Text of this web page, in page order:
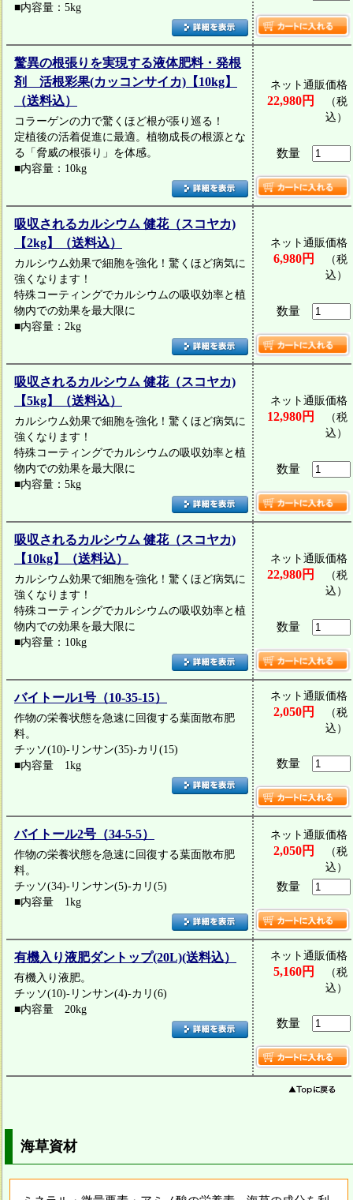
■内容量：5kg
驚異の根張りを実現する液体肥料・発根
剤 活根彩果(カッコンサイカ)【10kg】
（送料込）
コラーゲンの力で驚くほど根が張り巡る！
定植後の活着促進に最適。植物成長の根源とな
る「脅威の根張り」を体感。
■内容量：10kg
ネット通販価格
22,980円
（税
込）
数量
吸収されるカルシウム 健花（スコヤカ)
【2kg】（送料込）
カルシウム効果で細胞を強化！驚くほど病気に
強くなります！
特殊コーティングでカルシウムの吸収効率と植
物内での効果を最大限に
■内容量：2kg
ネット通販価格
6,980円
（税
込）
数量
吸収されるカルシウム 健花（スコヤカ)
【5kg】（送料込）
カルシウム効果で細胞を強化！驚くほど病気に
強くなります！
特殊コーティングでカルシウムの吸収効率と植
物内での効果を最大限に
■内容量：5kg
ネット通販価格
12,980円
（税
込）
数量
吸収されるカルシウム 健花（スコヤカ)
【10kg】（送料込）
カルシウム効果で細胞を強化！驚くほど病気に
強くなります！
特殊コーティングでカルシウムの吸収効率と植
物内での効果を最大限に
■内容量：10kg
ネット通販価格
22,980円
（税
込）
数量
バイトール1号（10-35-15）
作物の栄養状態を急速に回復する葉面散布肥
料。
チッソ(10)-リンサン(35)-カリ(15)
■内容量 1kg
ネット通販価格
2,050円
（税
込）
数量
バイトール2号（34-5-5）
作物の栄養状態を急速に回復する葉面散布肥
料。
チッソ(34)-リンサン(5)-カリ(5)
■内容量 1kg
ネット通販価格
2,050円
（税
込）
数量
有機入り液肥ダントップ(20L)(送料込）
有機入り液肥。
チッソ(10)-リンサン(4)-カリ(6)
■内容量 20kg
ネット通販価格
5,160円
（税
込）
数量
海草資材